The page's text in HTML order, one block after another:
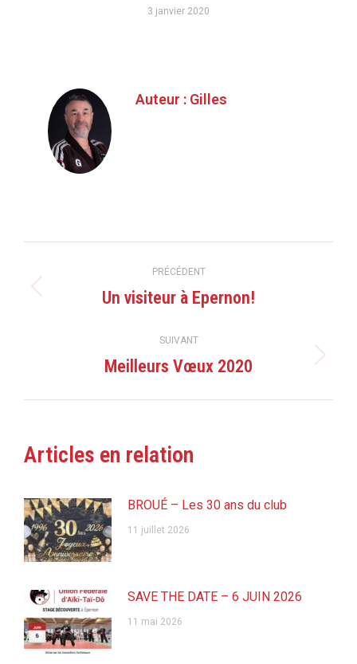
3 janvier 2020
Auteur : Gilles
article
PRÉCÉDENT
Article
:
Un visiteur à Epernon!
SUIVANT
Article
Meilleurs Vœux 2020
Articles en relation
BROUÉ – Les 30 ans du club
11 juillet 2026
SAVE THE DATE – 6 JUIN 2026
11 mai 2026